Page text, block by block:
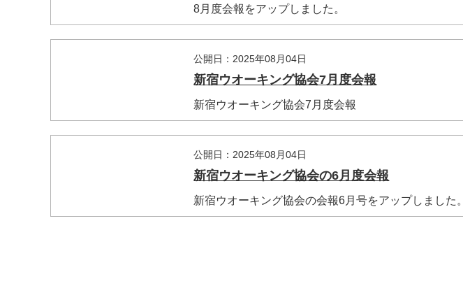
8月度会報をアップしました。
公開日：2025年08月04日
新宿ウオーキング協会7月度会報
新宿ウオーキング協会7月度会報
公開日：2025年08月04日
新宿ウオーキング協会の6月度会報
新宿ウオーキング協会の会報6月号をアップしました。